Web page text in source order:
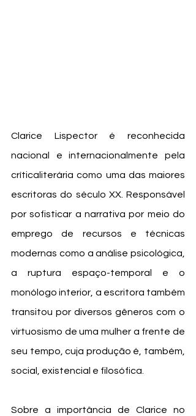
Clarice Lispector é reconhecida
nacional e internacionalmente pela
críticaliterária como uma das maiores
escritoras do século XX. Responsável
por sofisticar a narrativa por meio do
emprego de recursos e técnicas
modernas como a análise psicológica,
a ruptura espaço-temporal e o
monólogo interior, a escritora também
transitou por diversos gêneros com o
virtuosismo de uma mulher a frente de
seu tempo, cuja produção é, também,
social, existencial e filosófica.
Sobre a importância de Clarice no